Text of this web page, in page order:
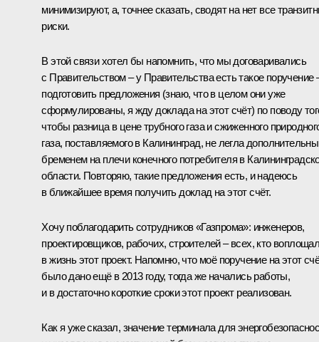
минимизируют, а, точнее сказать, сводят на нет все
риски.
В этой связи хотел бы напомнить, что мы договаривались
с Правительством – у Правительства есть такое поручение
подготовить предложения (знаю, что в целом они уже
сформулированы, я жду доклада на этот счёт) по поводу
чтобы разница в цене трубного газа и сжиженного
газа, поставляемого в Калининград, не легла
бременем на плечи конечного потребителя в
области. Повторяю, такие предложения есть, и надеюсь
в ближайшее время получить доклад на этот счёт.
Хочу поблагодарить сотрудников «Газпрома»: инженеров,
проектировщиков, рабочих, строителей – всех, кто
в жизнь этот проект. Напомню, что моё поручение на этот
было дано ещё в 2013 году, тогда же начались работы,
и в достаточно короткие сроки этот проект реализован.
Как я уже сказал, значение терминала для